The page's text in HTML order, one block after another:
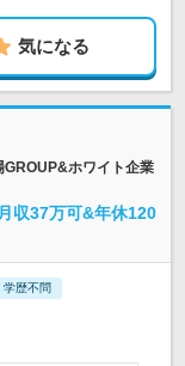
気になる
GROUP&ホワイト企業
収37万可&年休120
学歴不問